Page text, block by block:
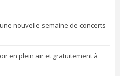
nouvelle semaine de concerts
en plein air et gratuitement à